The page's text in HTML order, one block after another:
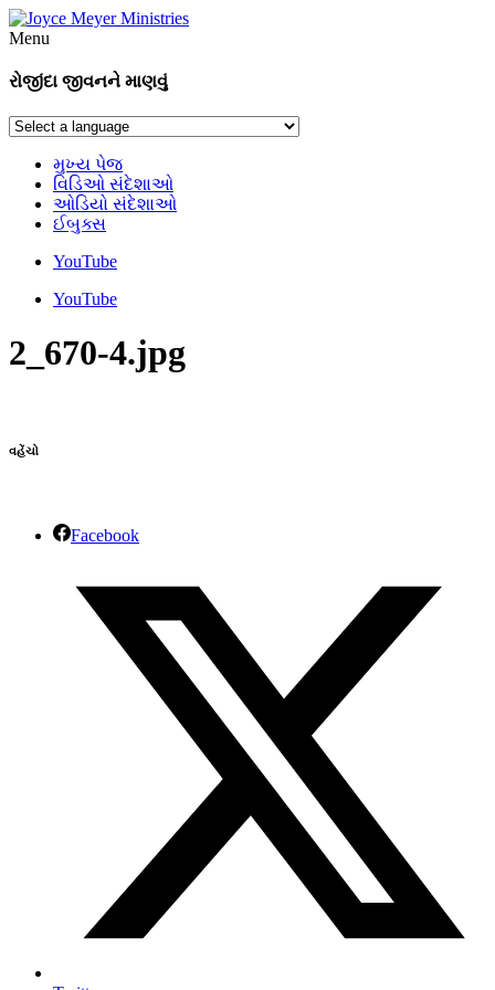
Menu
રોજીંદા જીવનને માણવું
મુખ્ય પેજ
વિડિઓ સંદેશાઓ
ઓડિયો સંદેશાઓ
ઈબુક્સ
YouTube
YouTube
2_670-4.jpg
વહેંચો
Facebook